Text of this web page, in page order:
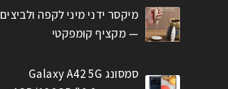
מיקסר ידני מיני לקפה ולביצים
— מקציף קומפקטי
סמסונג Galaxy A42 5G